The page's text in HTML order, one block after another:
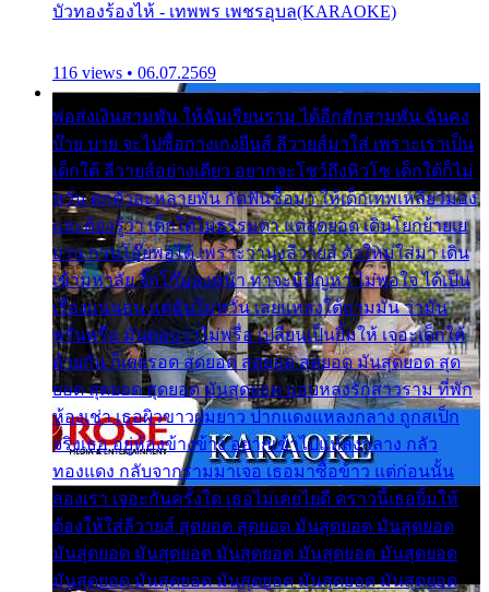
บัวทองร้องไห้ - เทพพร เพชรอุบล(KARAOKE)
116 views • 06.07.2569
พ่อส่งเงินสามพัน ให้ฉันเรียนราม ได้อีกสักสามพัน ฉันคง
บ๊าย บาย จะไปซื้อกางเกงยีนส์ ลีวายส์มาใส่ เพราะเราเป็น
เด็กใต้ ลีวายส์อย่างเดียว อยากจะโชว์ถึงหิวโซ เด็กใต้ก็ไม่
หวั่น ตกตัวละหลายพัน กัดฟันซื้อมา ให้เด็กเทพเหลียวมอง
และต้องรู้ว่า เด็กใต้ไม่ธรรมดา แต่สุดยอด เดินโยกย้ายเย
ยวน กวนโอ๊ยพอได้ เพราะว่านุ่งลีวายส์ ตัวใหม่ใส่มา เดิน
เข้ามหาลัย จิ๊กโก๊มองหน้า ท่าจะมีปัญหา ไม่พอใจ ได้เป็น
เรื่องแน่นอน แต่ฉันไม่หวั่น เลยแหลงใต้ถามมัน ว่ามัน
พรั่นพรือ มันตอบว่าไม่พรื่อ เปลี่ยนเป็นยิ้มให้ เจอะเด็กใต้
ด้วยกัน ก็เลยรอด สุดยอด สุดยอด สุดยอด มันสุดยอด สุด
ยอด สุดยอด สุดยอด มันสุดยอด แอบหลงรักสาวราม ที่พัก
ห้องเช่า เธอผิวขาวผมยาว ปากแดงแหลงกลาง ถูกสเป็ก
จริงเธอ อยู่ห้องข้างข้าง อยากเข้าไปแหลงกลาง กลัว
ทองแดง กลับจากรามมาเจอ เธอมาซื้อข้าว แต่ก่อนนั้น
สองเรา เจอะกันครั้งใด เธอไม่เคยไยดี คราวนี้เธอยิ้มให้
ต้องให้ใส่ลีวายส์ สุดยอด สุดยอด มันสุดยอด มันสุดยอด
มันสุดยอด มันสุดยอด มันสุดยอด มันสุดยอด มันสุดยอด
มันสุดยอด มันสุดยอด มันสุดยอด มันสุดยอด มันสุดยอด